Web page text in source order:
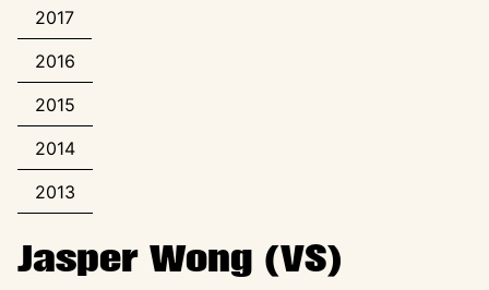
2017
2016
2015
2014
2013
Jasper Wong (VS)